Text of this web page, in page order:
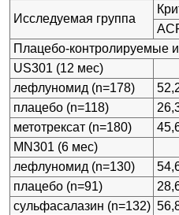
Исследуемая группа
Плацебо-контролируемые
US301 (12 мес)
лефлуномид (n=178)
плацебо (n=118)
метотрексат (n=180)
MN301 (6 мес)
лефлуномид (n=130)
плацебо (n=91)
сульфасалазин (n=132)